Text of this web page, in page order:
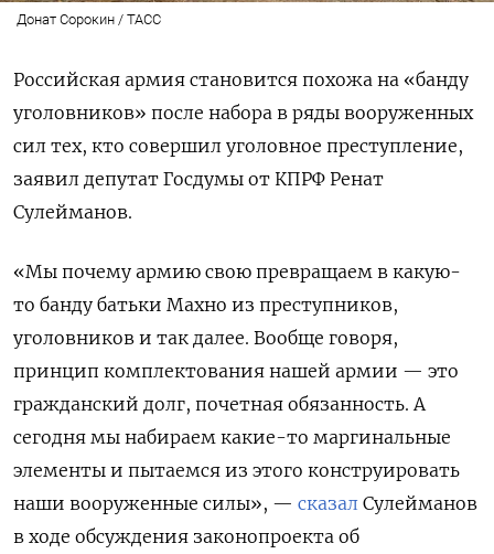
Донат Сорокин / ТАСС
Российская армия становится похожа на «банду
уголовников» после набора в ряды вооруженных
сил тех, кто совершил уголовное преступление,
заявил депутат Госдумы от КПРФ Ренат
Сулейманов.
«Мы почему армию свою превращаем в какую-
то банду батьки Махно из преступников,
уголовников и так далее. Вообще говоря,
принцип комплектования нашей армии — это
гражданский долг, почетная обязанность. А
сегодня мы набираем какие-то маргинальные
элементы и пытаемся из этого конструировать
наши вооруженные силы», — сказал Сулейманов
в ходе обсуждения законопроекта об